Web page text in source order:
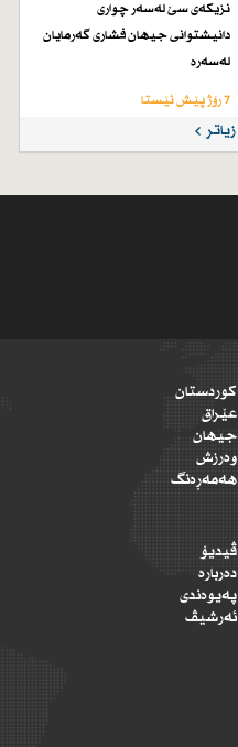
نزیكەی سێ لەسەر چواری
دانیشتوانی جیهان فشاری گەرمایان
لەسەرە
7 رۆژ پێش ئێستا
زیاتر
کوردستان
عێراق
جیهان
وەرزش
هەمەڕەنگ
ڤیدیۆ
دەربارە
پەیوەندی
ئەرشیڤ